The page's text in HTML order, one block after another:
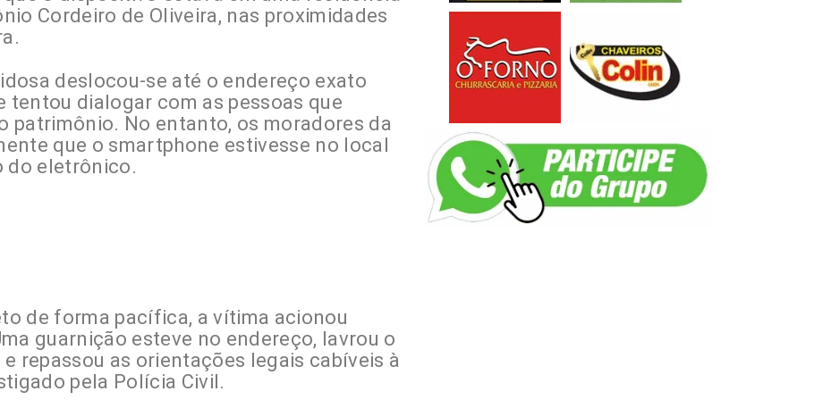
Cordeiro de Oliveira, nas proximidades
deslocou-se até o endereço exato
dialogar com as pessoas que
patrimônio. No entanto, os moradores da
que o smartphone estivesse no local
do eletrônico.
de forma pacífica, a vítima acionou
guarnição esteve no endereço, lavrou o
repassou as orientações legais cabíveis à
pela Polícia Civil.